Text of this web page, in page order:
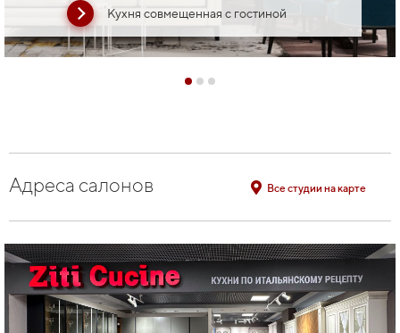
Кухня совмещенная с гостиной
Адреса салонов Все студии на карте